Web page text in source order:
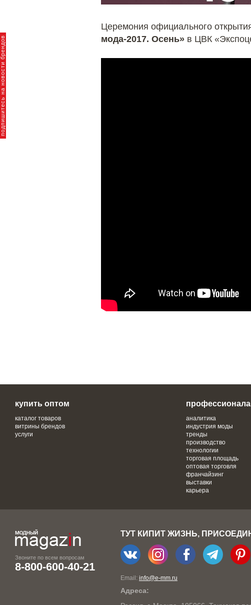
брендов
Церемония официального
мода-2017. Осень» в ЦВК
купить оптом
каталог товаров
витрины брендов
услуги
аналитика
индустрия моды
тренды
производство
технологии
торговая площадь
оптовая торговля
франчайзинг
выставки
карьера
Звоните по всем вопросам
8-800-600-40-21
ТУТ КИПИТ ЖИЗНЬ,
Email: info@e-mm.ru
Адреса: